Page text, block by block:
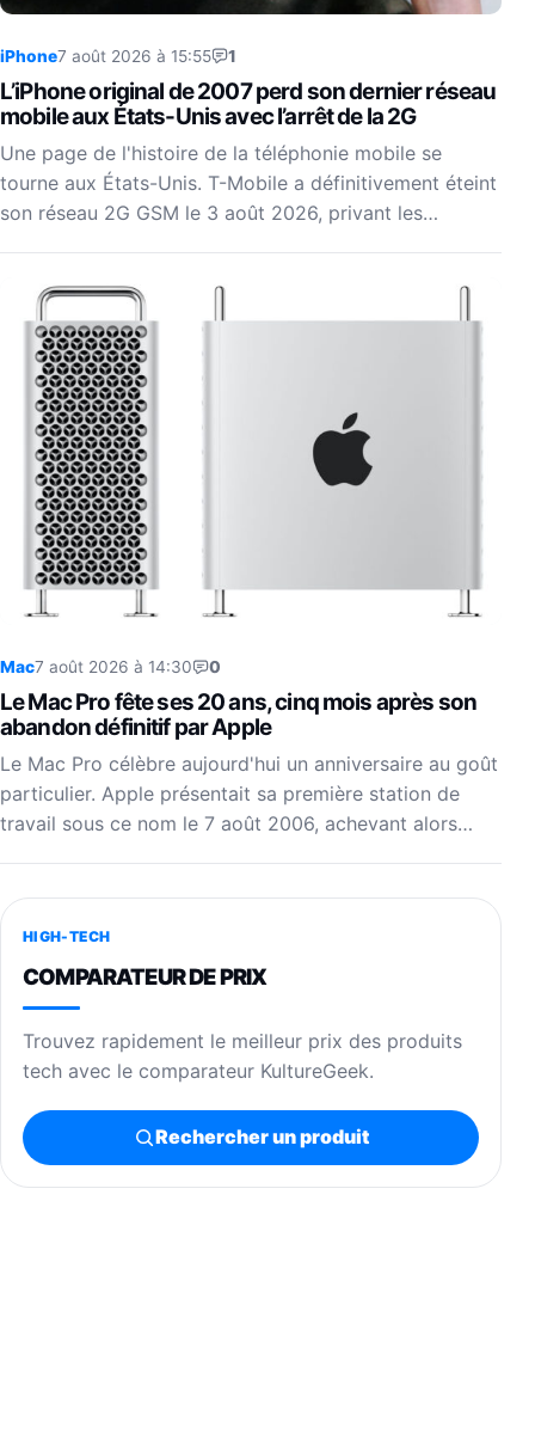
iPhone7 août 2026 à 15:55 1
L’iPhone original de 2007 perd son dernier réseau
mobile aux États-Unis avec l’arrêt de la 2G
Une page de l'histoire de la téléphonie mobile se
tourne aux États-Unis. T-Mobile a définitivement éteint
son réseau 2G GSM le 3 août 2026, privant les…
Mac7 août 2026 à 14:30 0
Le Mac Pro fête ses 20 ans, cinq mois après son
abandon définitif par Apple
Le Mac Pro célèbre aujourd'hui un anniversaire au goût
particulier. Apple présentait sa première station de
travail sous ce nom le 7 août 2006, achevant alors…
HIGH-TECH
COMPARATEUR DE PRIX
Trouvez rapidement le meilleur prix des produits
tech avec le comparateur KultureGeek.
Rechercher un produit